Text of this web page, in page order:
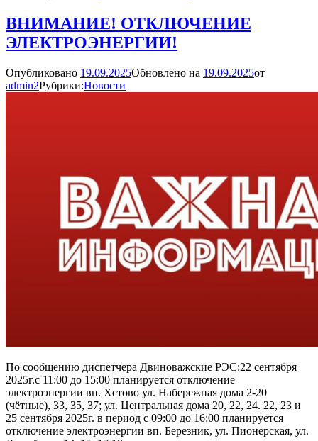
ВНИМАНИЕ! ОТКЛЮЧЕНИЕ
ЭЛЕКТРОЭНЕРГИИ!
Опубликовано 19.09.2025Обновлено на 19.09.2025от
admin2Рубрики:Новости
По сообщению диспетчера Двиноважские РЭС:22 сентября
2025г.с 11:00 до 15:00 планируется отключение
электроэнергии вп. Хетово ул. Набережная дома 2-20
(чётные), 33, 35, 37; ул. Центральная дома 20, 22, 24. 22, 23 и
25 сентября 2025г. в период с 09:00 до 16:00 планируется
отключение электроэнергии вп. Березник, ул. Пионерская, ул.